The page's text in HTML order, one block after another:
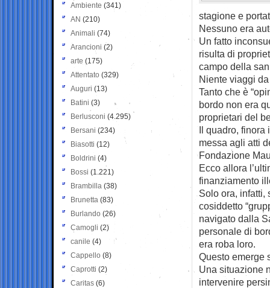
stagione e
Nessuno era
Un fatto
risulta di
campo della
Niente viaggi
Tanto che è
bordo non era
proprietari del
Il quadro, finora
messa agli atti
Fondazione
Ecco allora
finanziamento
Solo ora, infatti,
cosiddetto
navigato dalla
personale di
era roba loro.
Questo emerge
Una situazione
intervenire
Ambiente (341)
AN (210)
Animali (74)
Arancioni (2)
arte (175)
Attentato (329)
Auguri (13)
Batini (3)
Berlusconi (4.295)
Bersani (234)
Biasotti (12)
Boldrini (4)
Bossi (1.221)
Brambilla (38)
Brunetta (83)
Burlando (26)
Camogli (2)
canile (4)
Cappello (8)
Caprotti (2)
Caritas (6)